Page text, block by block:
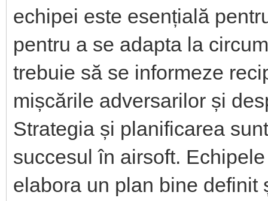
echipei este esențială
pentru a se adapta la
trebuie să se informeze
mișcările adversarilor și
Strategia și planificarea
succesul în airsoft.
elabora un plan bine definit